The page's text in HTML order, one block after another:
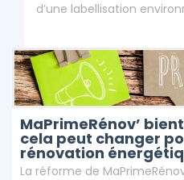
d’une labellisation
MaPrimeRénov’
cela peut changer
rénovation
La réforme de